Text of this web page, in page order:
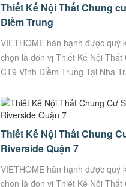
Thiết Kế Nội Thất Chung
Điềm Trung
VIETHOME hân hạnh được quý
chọn là đơn vị Thiết Kế Nội Thất
CT9 Vĩnh Điềm Trung Tại Nha
Thông...
Thiết Kế Nội Thất Chung
Riverside Quận 7
VIETHOME hân hạnh được quý
chọn là đơn vị Thiết Kế Nội Thất